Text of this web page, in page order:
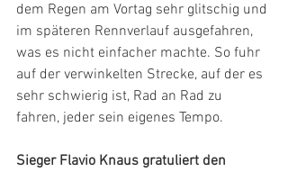
dem Regen am Vortag sehr glitschig und
im späteren Rennverlauf ausgefahren,
was es nicht einfacher machte. So fuhr
auf der verwinkelten Strecke, auf der es
sehr schwierig ist, Rad an Rad zu
fahren, jeder sein eigenes Tempo.
Sieger Flavio Knaus gratuliert den